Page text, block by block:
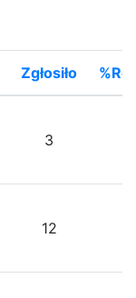
Zgłosiło
3
12